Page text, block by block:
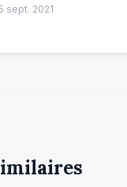
sept. 2021